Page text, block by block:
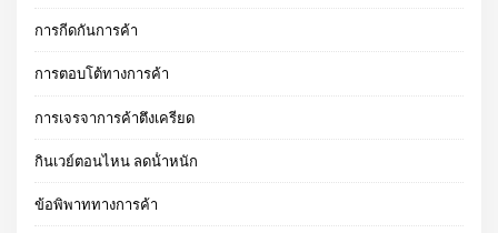
การกีดกันการค้า
การตอบโต้ทางการค้า
การเจรจาการค้าตึงเครียด
กินเวย์ตอนไหน ลดน้ําหนัก
ข้อพิพาททางการค้า